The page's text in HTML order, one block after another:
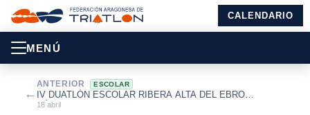
CALENDARIO
MENÚ
←
ANTERIOR ESCOLAR
IV DUATLÓN ESCOLAR RIBERA ALTA DEL EBRO
BÁRBOLES
18 abril